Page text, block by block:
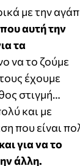
με την
αυτή την
τα
να το ζούμε
έχουμε
στιγμή…
και με
που είναι
για να το
άλλη.